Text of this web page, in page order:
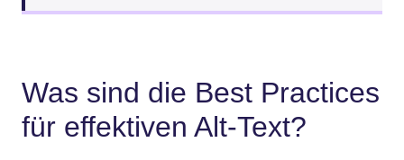
Was sind die Best Practices
für effektiven Alt-Text?